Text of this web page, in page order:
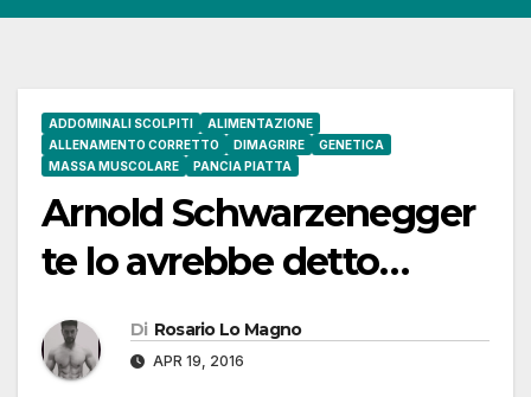
ADDOMINALI SCOLPITI
ALIMENTAZIONE
ALLENAMENTO CORRETTO
DIMAGRIRE
GENETICA
MASSA MUSCOLARE
PANCIA PIATTA
Arnold Schwarzenegger
te lo avrebbe detto…
Di Rosario Lo Magno
APR 19, 2016